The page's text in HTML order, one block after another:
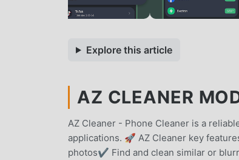
Explore this article
AZ CLEANER
AZ Cleaner - Phone Cleaner is a
applications. 🚀 AZ Cleaner key
photos✔️ Find and clean similar or